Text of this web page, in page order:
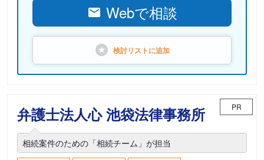
Webで相談
検討リストに追加
弁護士法人心 池袋法律事務所 PR
相続案件のための「相続チーム」が担当